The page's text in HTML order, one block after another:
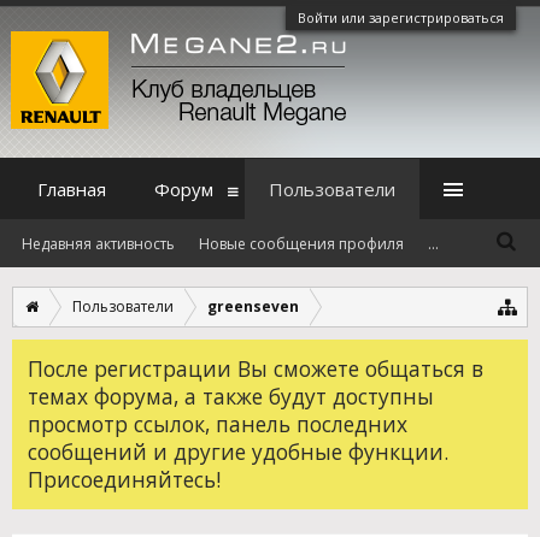
Войти или зарегистрироваться
Пользователи greenseven
После регистрации Вы сможете общаться в
темах форума, а также будут доступны
просмотр ссылок, панель последних
сообщений и другие удобные функции.
Присоединяйтесь!
Главная Форум Пользователи
Недавняя активность Новые сообщения профиля ...